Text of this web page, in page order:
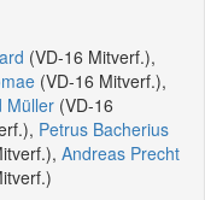
(VD-16 Mitverf.),
(VD-16 Mitverf.),
Müller (VD-16
Petrus Bacherius
Andreas Precht